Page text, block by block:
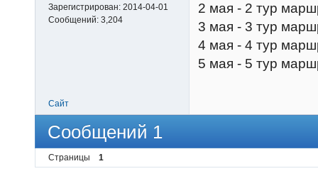
Зарегистрирован: 2014-04-01
Сообщений: 3,204
2 мая - 2 тур
3 мая - 3 тур
4 мая - 4 тур
5 мая - 5 тур
Сайт
Сообщений 1
Страницы 1